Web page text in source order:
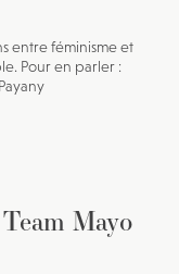
entre féminisme et
Pour en parler :
Mayo